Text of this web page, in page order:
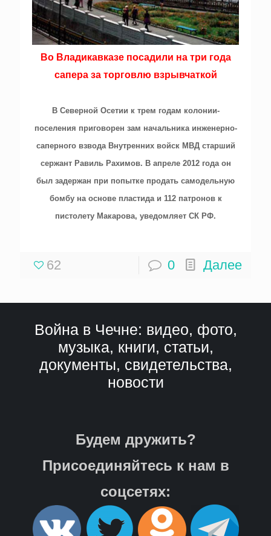
Во Владикавказе посадили на три года
сапера за торговлю взрывчаткой
В Северной Осетии к трем годам колонии-
поселения приговорен зам начальника инженерно-
саперного взвода Внутренних войск МВД старший
сержант Равиль Рахимов. В апреле 2012 года он
был задержан при попытке продать самодельную
бомбу на основе пластида и 112 патронов к
пистолету Макарова, уведомляет СК РФ.
62 0 Далее
Война в Чечне: видео, фото,
музыка, книги, статьи,
документы, свидетельства,
новости
Будем дружить?
Присоединяйтесь к нам в
соцсетях: